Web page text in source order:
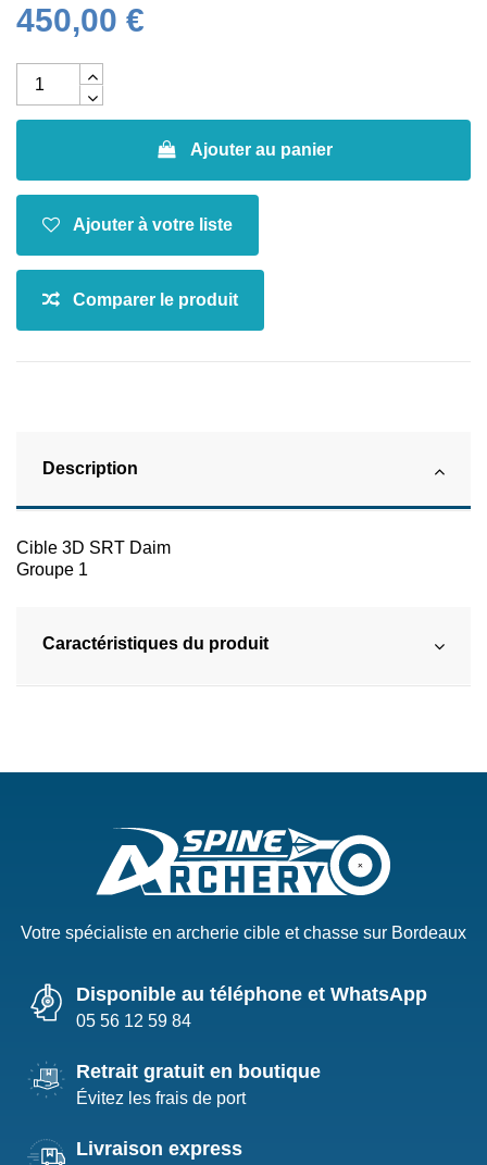
450,00 €
Ajouter au panier
Description
Cible 3D SRT Daim
Groupe 1
Caractéristiques du produit
Votre spécialiste en archerie cible et chasse sur Bordeaux
Disponible au téléphone et WhatsApp
05 56 12 59 84
Retrait gratuit en boutique
Évitez les frais de port
Livraison express